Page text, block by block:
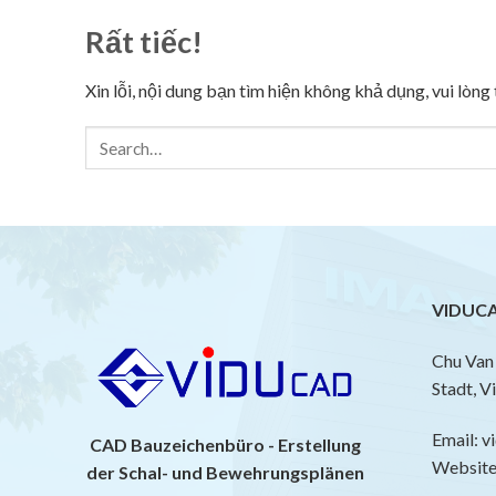
Rất tiếc!
Xin lỗi, nội dung bạn tìm hiện không khả dụng, vui
CAD Bauzeichenbüro - Erstellung
der Schal- und Bewehrungsplänen
Chu
Stadt,
Email: